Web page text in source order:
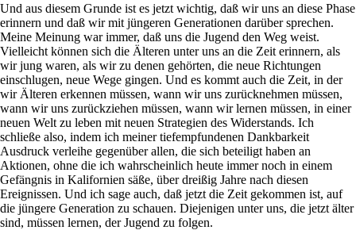
Und aus diesem Grunde ist es jetzt wichtig, daß wir uns an diese Phase
erinnern und daß wir mit jüngeren Generationen darüber sprechen.
Meine Meinung war immer, daß uns die Jugend den Weg weist.
Vielleicht können sich die Älteren unter uns an die Zeit erinnern, als
wir jung waren, als wir zu denen gehörten, die neue Richtungen
einschlugen, neue Wege gingen. Und es kommt auch die Zeit, in der
wir Älteren erkennen müssen, wann wir uns zurücknehmen müssen,
wann wir uns zurückziehen müssen, wann wir lernen müssen, in einer
neuen Welt zu leben mit neuen Strategien des Widerstands. Ich
schließe also, indem ich meiner tiefempfundenen Dankbarkeit
Ausdruck verleihe gegenüber allen, die sich beteiligt haben an
Aktionen, ohne die ich wahrscheinlich heute immer noch in einem
Gefängnis in Kalifornien säße, über dreißig Jahre nach diesen
Ereignissen. Und ich sage auch, daß jetzt die Zeit gekommen ist, auf
die jüngere Generation zu schauen. Diejenigen unter uns, die jetzt älter
sind, müssen lernen, der Jugend zu folgen.